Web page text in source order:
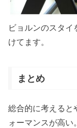
ビョルンのスタ
けてます。
まとめ
総合的に考えると
ォーマンスが高